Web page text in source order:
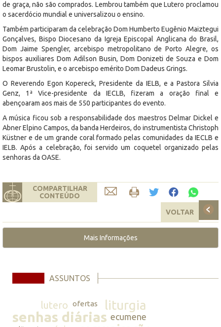
de graça, não são comprados. Lembrou também que Lutero proclamou
o sacerdócio mundial e universalizou o ensino.
Também participaram da celebração Dom Humberto Eugênio Maiztegui
Gonçalves, Bispo Diocesano da Igreja Episcopal Anglicana do Brasil,
Dom Jaime Spengler, arcebispo metropolitano de Porto Alegre, os
bispos auxiliares Dom Adilson Busin, Dom Donizeti de Souza e Dom
Leomar Brustolin, e o arcebispo emérito Dom Dadeus Grings.
O Reverendo Egon Kopereck, Presidente da IELB, e a Pastora Silvia
Genz, 1ª Vice-presidente da IECLB, fizeram a oração final e
abençoaram aos mais de 550 participantes do evento.
A música ficou sob a responsabilidade dos maestros Delmar Dickel e
Abner Elpino Campos, da banda Herdeiros, do instrumentista Christoph
Küstner e de um grande coral formado pelas comunidades da IECLB e
IELB. Após a celebração, foi servido um coquetel organizado pelas
senhoras da OASE.
COMPARTILHAR
CONTEÚDO
VOLTAR
Mais Informações
ASSUNTOS
lutero ofertas liturgia
senhas diárias ecumene